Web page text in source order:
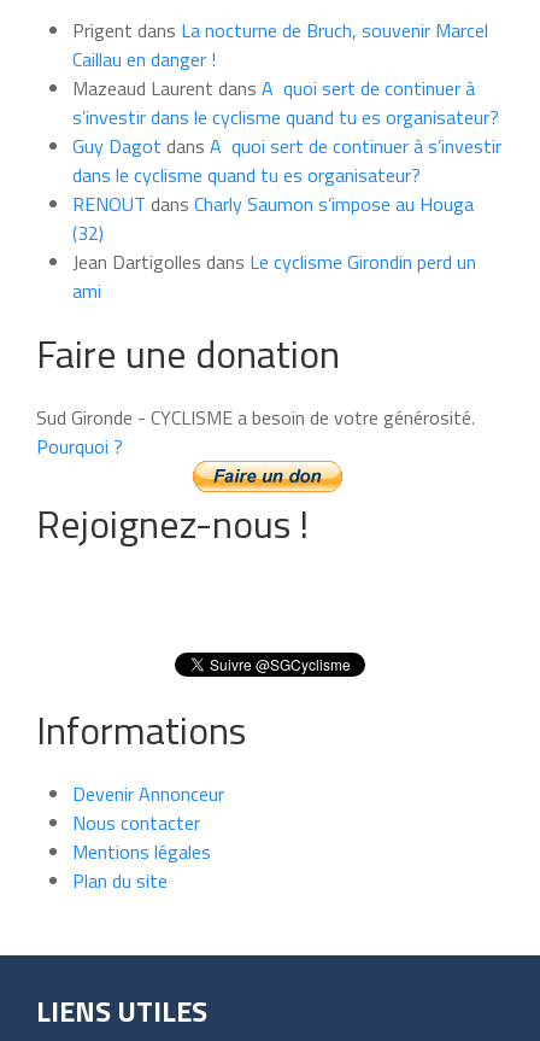
moisPrigent dans La nocturne de Bruch, souvenir Marcel
Caillau en danger !
Mazeaud Laurent dans A quoi sert de continuer à
s’investir dans le cyclisme quand tu es organisateur?
Guy Dagot dans A quoi sert de continuer à s’investir
dans le cyclisme quand tu es organisateur?
RENOUT dans Charly Saumon s’impose au Houga
(32)
Jean Dartigolles dans Le cyclisme Girondin perd un
ami
Faire une donation
Sud Gironde - CYCLISME a besoin de votre générosité.
Pourquoi ?
Rejoignez-nous !
Informations
Devenir Annonceur
Nous contacter
Mentions légales
Plan du site
LIENS UTILES